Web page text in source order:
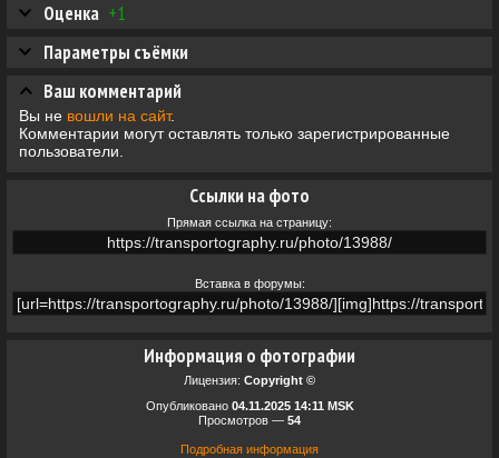
Информация о фотографии
Лицензия: Copyright ©
Опубликовано 04.11.2025 14:11 MSK
Просмотров — 54
Подробная информация
Оценка +1
Ссылки на фото
Прямая ссылка на страницу:
Вставка в форумы:
Параметры съёмки
Ваш комментарий
Вы не вошли на сайт.
Комментарии могут оставлять только зарегистрированные
пользователи.